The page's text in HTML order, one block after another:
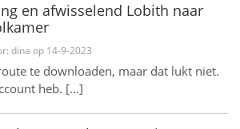
en afwisselend Lobith naar
dina op 14-9-2023
te downloaden, maar dat lukt niet.
heb. [...]